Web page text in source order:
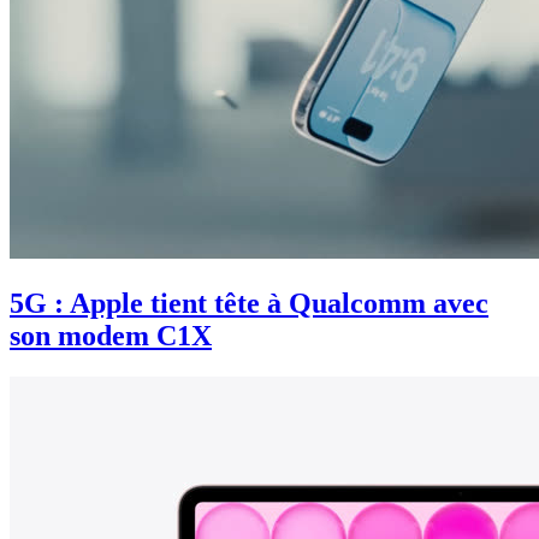
5G : Apple tient tête à Qualcomm avec
son modem C1X